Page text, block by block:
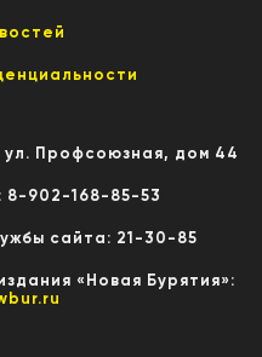
Профсоюзная, дом 44
8-902-168-85-53
сайта: 21-30-85
«Новая Бурятия»: